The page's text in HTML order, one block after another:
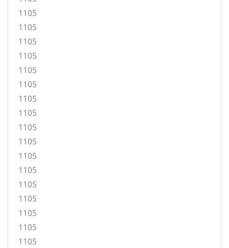
1105
1105
1105
1105
1105
1105
1105
1105
1105
1105
1105
1105
1105
1105
1105
1105
1105